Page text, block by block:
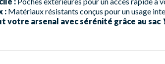
: Matériaux résistants conçus pour un usage
votre arsenal avec sérénité grâce au sac